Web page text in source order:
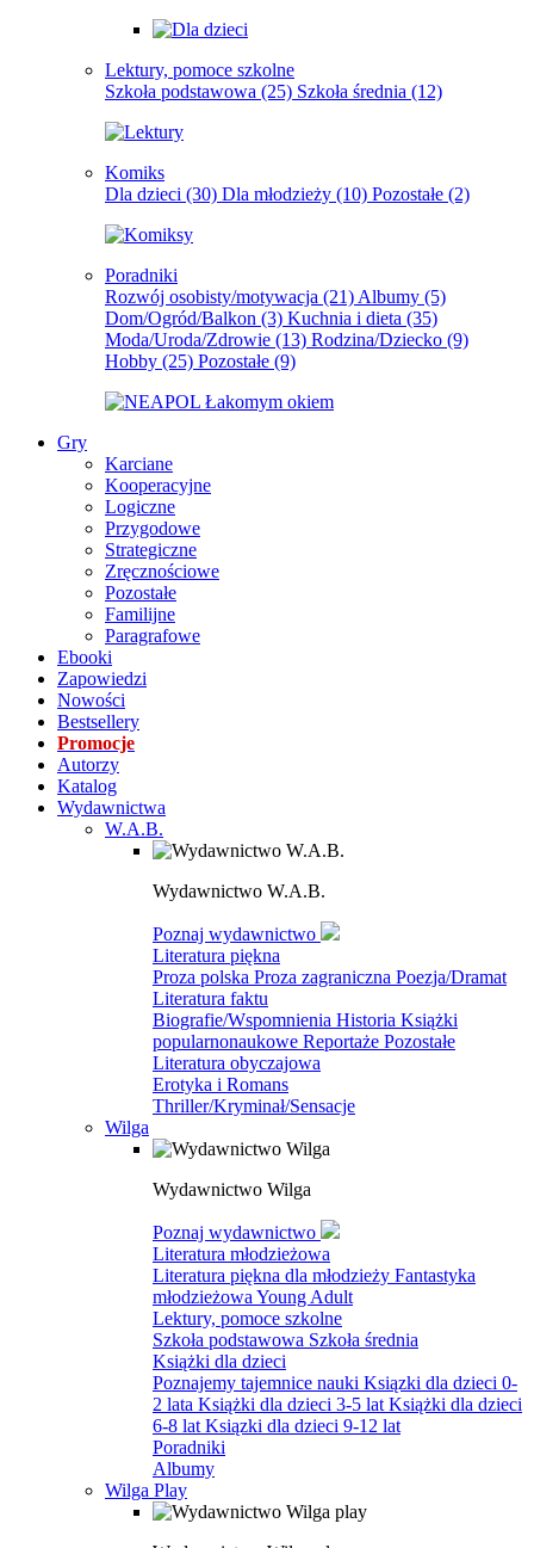
Lektury, pomoce szkolne
Szkoła podstawowa (25) Szkoła średnia (12)
Komiks
Dla dzieci (30) Dla młodzieży (10) Pozostałe (2)
Poradniki
Rozwój osobisty/motywacja (21) Albumy (5)
Dom/Ogród/Balkon (3) Kuchnia i dieta (35)
Moda/Uroda/Zdrowie (13) Rodzina/Dziecko (9)
Hobby (25) Pozostałe (9)
Gry
Karciane
Kooperacyjne
Logiczne
Przygodowe
Strategiczne
Zręcznościowe
Pozostałe
Familijne
Paragrafowe
Ebooki
Zapowiedzi
Nowości
Bestsellery
Promocje
Autorzy
Katalog
Wydawnictwa
W.A.B.
Wydawnictwo W.A.B.
Poznaj wydawnictwo
Literatura piękna
Proza polska Proza zagraniczna Poezja/Dramat
Literatura faktu
Biografie/Wspomnienia Historia Książki
popularnonaukowe Reportaże Pozostałe
Literatura obyczajowa
Erotyka i Romans
Thriller/Kryminał/Sensacje
Wilga
Wydawnictwo Wilga
Poznaj wydawnictwo
Literatura młodzieżowa
Literatura piękna dla młodzieży Fantastyka
młodzieżowa Young Adult
Lektury, pomoce szkolne
Szkoła podstawowa Szkoła średnia
Książki dla dzieci
Poznajemy tajemnice nauki Ksiązki dla dzieci 0-
2 lata Książki dla dzieci 3-5 lat Książki dla dzieci
6-8 lat Ksiązki dla dzieci 9-12 lat
Poradniki
Albumy
Wilga Play